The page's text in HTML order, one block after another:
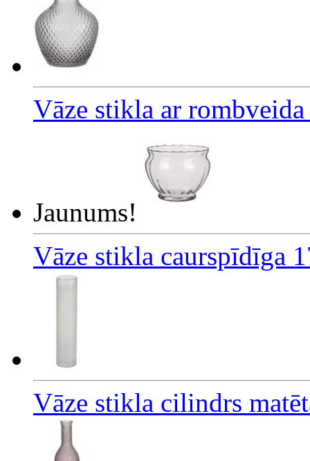
Vāze stikla ar
Jaunums!
Vāze stikla caurspīdīga
Vāze stikla cilindrs